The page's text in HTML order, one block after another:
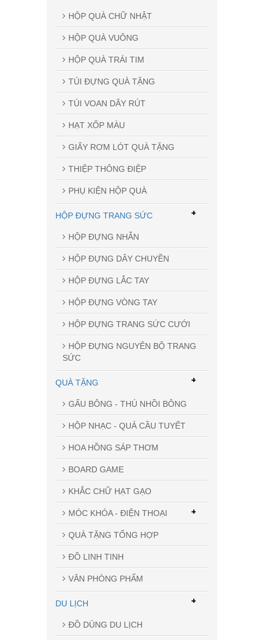
HỘP QUÀ CHỮ NHẬT
HỘP QUÀ VUÔNG
HỘP QUÀ TRÁI TIM
TÚI ĐỰNG QUÀ TẶNG
TÚI VOAN DÂY RÚT
HẠT XỐP MÀU
GIẤY RƠM LÓT QUÀ TẶNG
THIỆP THÔNG ĐIỆP
PHỤ KIỆN HỘP QUÀ
HỘP ĐỰNG TRANG SỨC
HỘP ĐỰNG NHẪN
HỘP ĐỰNG DÂY CHUYỀN
HỘP ĐỰNG LẮC TAY
HỘP ĐỰNG VÒNG TAY
HỘP ĐỰNG TRANG SỨC CƯỚI
HỘP ĐỰNG NGUYÊN BỘ TRANG
SỨC
+
QUÀ TẶNG
GẤU BÔNG - THÚ NHỒI BÔNG
HỘP NHẠC - QUẢ CẦU TUYẾT
HOA HỒNG SÁP THƠM
BOARD GAME
KHẮC CHỮ HẠT GẠO
MÓC KHÓA - ĐIỆN THOẠI +
QUÀ TẶNG TỔNG HỢP
ĐỒ LINH TINH
VĂN PHÒNG PHẨM
+
DU LỊCH
ĐỒ DÙNG DU LỊCH
+